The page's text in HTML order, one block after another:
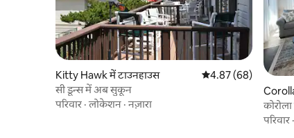
Kitty Hawk में टाउनहाउस औसत रेटिंग 5 में से
4.87 (68)
सी डून्स में अब सुकून
परिवार ·लोकेशन ·नज़ारा
परिवार